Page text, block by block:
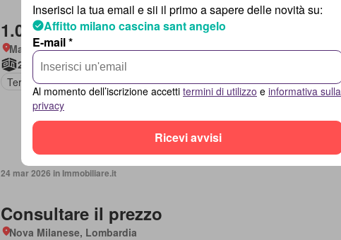
1.000 €/al mese
Masciago Milanese, Bovisio Masciago
2 Locali
1 Bagno
Terrazzo
24 mar 2026 in Immobiliare.it
Consultare il prezzo
Nova Milanese, Lombardia
Inserisci la tua email e sii il primo a sapere delle novità su:
Affitto milano cascina sant angelo
E-mail *
Al momento dell’iscrizione accetti termini di utilizzo e informativa sulla
privacy
Ricevi avvisi